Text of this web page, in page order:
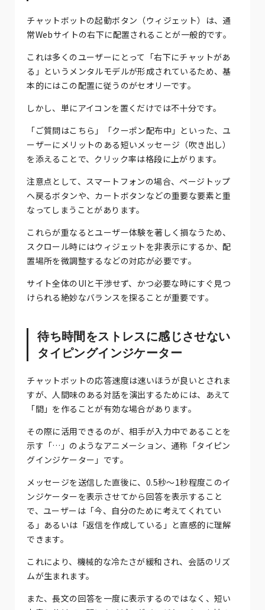
チャットボットの起動ボタン（ウィジェット）は、通
常Webサイトの右下に配置されることが一般的です。
これは多くのユーザーにとって「右下にチャットがあ
る」というメンタルモデルが形成されているため、基
本的にはこの配置に従うのがセオリーです。
しかし、単にアイコンを置くだけでは不十分です。
「ご質問はこちら」「クーポン配布中」といった、ユ
ーザーにメリットのある短いメッセージ（吹き出し）
を添えることで、クリック率は格段に上がります。
注意点として、スマートフォンの場合、ページトップ
へ戻るボタンや、カートボタンなどの重要な要素と重
なってしまうことがあります。
これらが重なるとユーザー体験を著しく損なうため、
スクロール時にはウィジェットを非表示にするか、配
置場所を微調整するなどの対応が必要です。
サイト全体のUIと干渉せず、かつ必要な時にすぐ見つ
けられる絶妙なバランスを探ることが重要です。
待ち時間をストレスに感じさせない
タイピングインジケーター
チャットボットの応答速度は速いほうが良いとされま
すが、人間味のある対話を演出するためには、あえて
「間」を作ることが有効な場合があります。
その際に活用できるのが、相手が入力中であることを
示す「…」のようなアニメーション、通称「タイピン
グインジケーター」です。
メッセージを送信した直後に、0.5秒〜1秒程度このイ
ンジケーターを表示させてから回答を表示すること
で、ユーザーは「今、自分のために考えてくれてい
る」あるいは「返信を作成している」と直感的に理解
できます。
これにより、機械的な冷たさが緩和され、会話のリズ
ムが生まれます。
また、長文の回答を一度に表示するのではなく、短い